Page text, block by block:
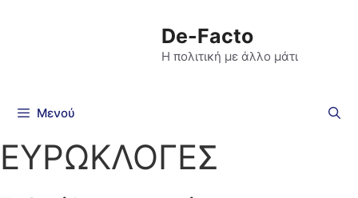
De-Facto
Η πολιτική με άλλο μάτι
Μενού
ΕΥΡΩΚΛΟΓΕΣ